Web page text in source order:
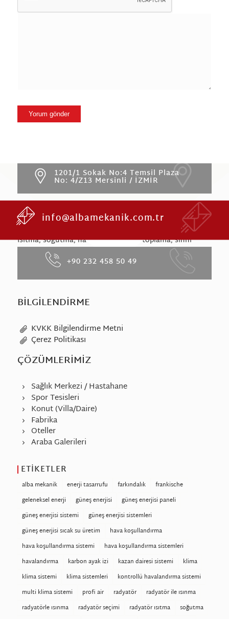
1201/1 Sokak No:4 Temsil Plaza
No: 4/Z13 Mersinli / İZMİR
info@albamekanik.com.tr
+90 232 458 50 49
HAKKIMIZDA
Isıtma, soğutma, havalandırma, toz toplama, sıhhi
tesisat bireysel ve merkezi çözümler ile fabrika
mekaniği ve projelere özel çözümler ile hizmet
BILGILENDIRME
KVKK Bilgilendirme Metni
Çerez Politikası
ÇÖZÜMLERIMIZ
Sağlık Merkezi / Hastahane
Spor Tesisleri
Konut (Villa/Daire)
Fabrika
Oteller
Araba Galerileri
ETIKETLER
alba mekanik enerji tasarrufu farkındalık
frankische
geleneksel enerji
güneş enerjisi
güneş enerjisi paneli
güneş enerjisi sistemi
güneş enerjisi sistemleri
güneş enerjisi sıcak su üretim
hava koşullandırma
hava koşullandırma sistemi
hava koşullandırma sistemleri
havalandırma
karbon ayak izi kazan dairesi sistemi
klima
klima sistemi
klima sistemleri
kontrollü havalandırma sistemi
multi klima sistemi
profi air radyatör
radyatör ile ısınma
radyatörle ısınma
radyatör seçimi radyatör ısıtma
soğutma